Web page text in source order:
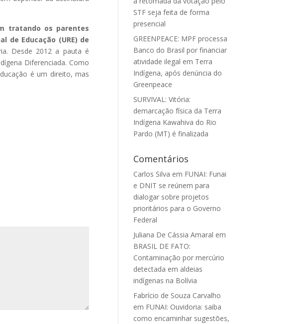
tratando os parentes
de Educação (URE) de
Desde 2012 a pauta é
Diferenciada. Como
é um direito, mas
STF seja feita de forma
presencial
GREENPEACE: MPF processa
Banco do Brasil por financiar
atividade ilegal em Terra
Indígena, após denúncia do
Greenpeace
SURVIVAL: Vitória:
demarcação física da Terra
Indígena Kawahiva do Rio
Pardo (MT) é finalizada
Comentários
Carlos Silva em FUNAI: Funai
e DNIT se reúnem para
dialogar sobre projetos
prioritários para o Governo
Federal
Juliana De Cássia Amaral em
BRASIL DE FATO:
Contaminação por mercúrio
detectada em aldeias
indígenas na Bolívia
Fabrício de Souza Carvalho
em FUNAI: Ouvidoria: saiba
como encaminhar sugestões,